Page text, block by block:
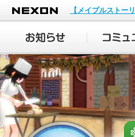
NEXON
【メイプルストー